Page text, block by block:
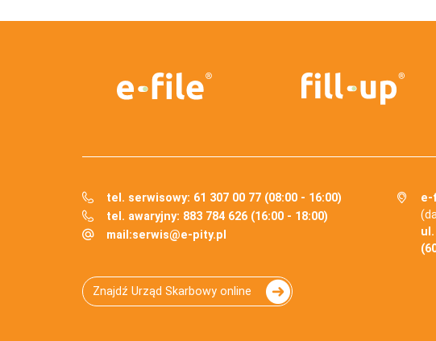
tel. serwisowy: 61 307 00 77 (08:00 - 16:00)
tel. awaryjny: 883 784 626 (16:00 - 18:00)
mail:serwis@e-pity.pl
e-
Znajdź Urząd Skarbowy online